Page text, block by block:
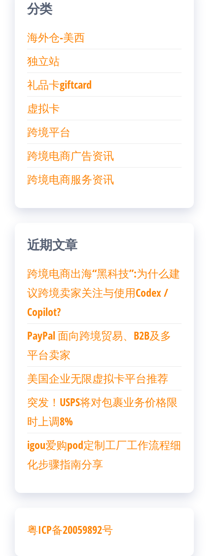
分类
海外仓-美西
独立站
礼品卡giftcard
虚拟卡
跨境平台
跨境电商广告资讯
跨境电商服务资讯
近期文章
跨境电商出海“黑科技”:为什么建
议跨境卖家关注与使用Codex /
Copilot?
PayPal 面向跨境贸易、B2B及多
平台卖家
美国企业无限虚拟卡平台推荐
突发！USPS将对包裹业务价格限
时上调8%
igou爱购pod定制工厂工作流程细
化步骤指南分享
粤ICP备20059892号